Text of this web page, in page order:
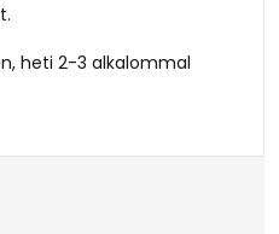
heti 2-3 alkalommal